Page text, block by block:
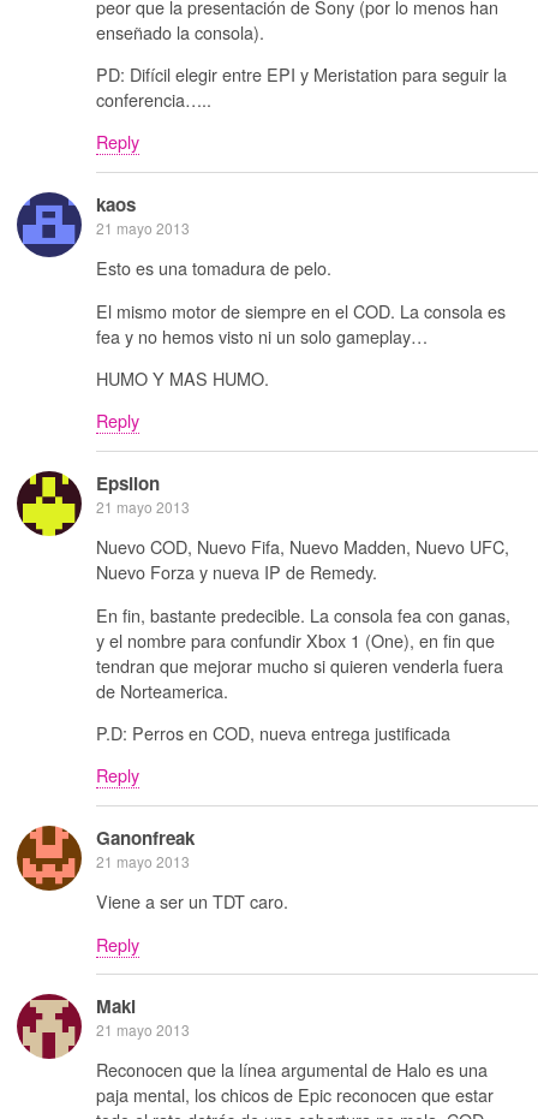
peor que la presentación de Sony (por lo menos han
enseñado la consola).
PD: Difícil elegir entre EPI y Meristation para seguir la
conferencia…..
Reply
kaos
21 mayo 2013
Esto es una tomadura de pelo.
El mismo motor de siempre en el COD. La consola es
fea y no hemos visto ni un solo gameplay…
HUMO Y MAS HUMO.
Reply
Epsilon
21 mayo 2013
Nuevo COD, Nuevo Fifa, Nuevo Madden, Nuevo UFC,
Nuevo Forza y nueva IP de Remedy.
En fin, bastante predecible. La consola fea con ganas,
y el nombre para confundir Xbox 1 (One), en fin que
tendran que mejorar mucho si quieren venderla fuera
de Norteamerica.
P.D: Perros en COD, nueva entrega justificada
Reply
Ganonfreak
21 mayo 2013
Viene a ser un TDT caro.
Reply
Maki
21 mayo 2013
Reconocen que la línea argumental de Halo es una
paja mental, los chicos de Epic reconocen que estar